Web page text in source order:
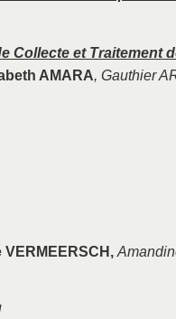
Collecte et Traitement
AMARA, Gauthier